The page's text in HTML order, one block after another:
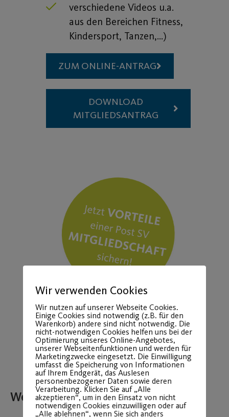
verschiedene Videos u.a.
aus den Bereichen Fitness,
Kindersport, Tanzen,…)
ZUM ONLINE-ANTRAG
DOWNLOAD
MITGLIEDSANTRAG
Weitere Beiträge
Wir verwenden Cookies
Wir nutzen auf unserer Webseite Cookies.
Einige Cookies sind notwendig (z.B. für den
Warenkorb) andere sind nicht notwendig. Die
nicht-notwendigen Cookies helfen uns bei der
Optimierung unseres Online-Angebotes,
unserer Webseitenfunktionen und werden für
Marketingzwecke eingesetzt. Die Einwilligung
umfasst die Speicherung von Informationen
auf Ihrem Endgerät, das Auslesen
personenbezogener Daten sowie deren
Verarbeitung. Klicken Sie auf „Alle
akzeptieren“, um in den Einsatz von nicht
notwendigen Cookies einzuwilligen oder auf
„Alle ablehnen“, wenn Sie sich anders